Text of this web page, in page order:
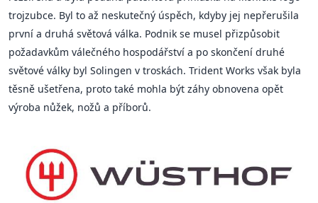
trojzubce. Byl to až neskutečný úspěch, kdyby jej nepřerušila
první a druhá světová válka. Podnik se musel přizpůsobit
požadavkům válečného hospodářství a po skončení druhé
světové války byl Solingen v troskách. Trident Works však byla
těsně ušetřena, proto také mohla být záhy obnovena opět
výroba nůžek, nožů a příborů.